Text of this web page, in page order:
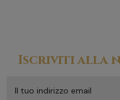
Iscriviti alla